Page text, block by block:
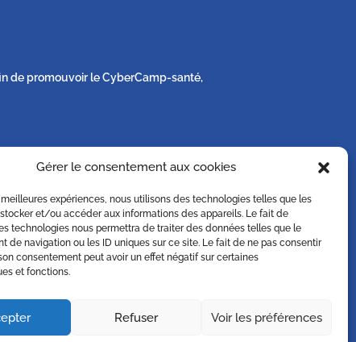
Gérer le consentement aux cookies
meilleures expériences, nous utilisons des technologies telles que les
et/ou accéder aux informations des appareils. Le fait de
technologies nous permettra de traiter des données telles que le
de navigation ou les ID uniques sur ce site. Le fait de ne pas consentir
consentement peut avoir un effet négatif sur certaines
et fonctions.
Refuser Voir les préférences
de promouvoir le CyberCamp-santé,
vie privée sur simple demande écrite à